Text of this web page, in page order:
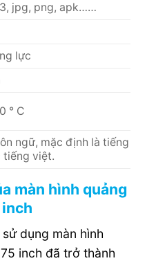
jpg, png, apk……
lực
° C
ngữ, mặc định là tiếng
tiếng việt.
màn hình quảng
dụng màn hình
inch đã trở thành